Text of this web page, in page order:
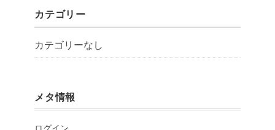
カテゴリー
カテゴリーなし
メタ情報